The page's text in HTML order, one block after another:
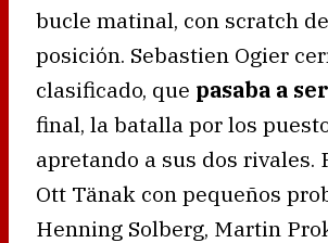
bucle matinal, con scratch
posición. Sebastien Ogier
clasificado, que pasaba a
final, la batalla por los
apretando a sus dos
Ott Tänak con pequeños
Henning Solberg, Martin